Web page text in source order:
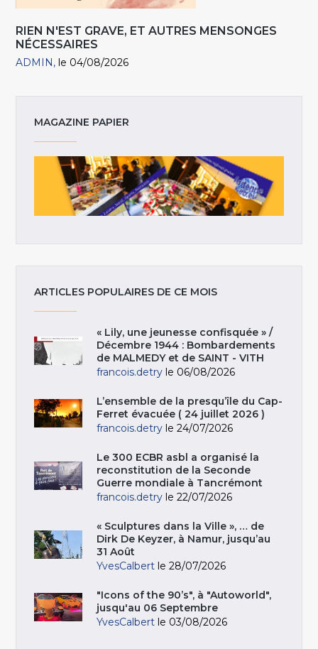
RIEN N'EST GRAVE, ET AUTRES MENSONGES
NÉCESSAIRES
ADMIN le 04/08/2026
MAGAZINE PAPIER
ARTICLES POPULAIRES DE CE MOIS
« Lily, une jeunesse confisquée » /
Décembre 1944 : Bombardements
de MALMEDY et de SAINT - VITH
francois.detry le 06/08/2026
L’ensemble de la presqu’île du Cap-
Ferret évacuée ( 24 juillet 2026 )
francois.detry le 24/07/2026
Le 300 ECBR asbl a organisé la
reconstitution de la Seconde
Guerre mondiale à Tancrémont
francois.detry le 22/07/2026
« Sculptures dans la Ville », … de
Dirk De Keyzer, à Namur, jusqu’au
31 Août
YvesCalbert le 28/07/2026
"Icons of the 90’s", à "Autoworld",
jusqu'au 06 Septembre
YvesCalbert le 03/08/2026